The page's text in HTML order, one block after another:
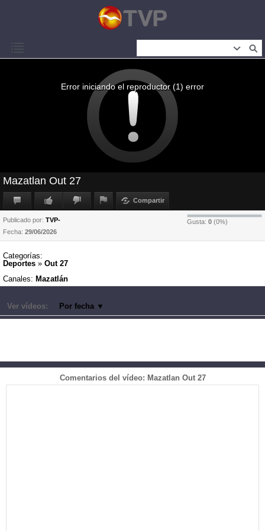
Error iniciando el reproductor (1) error
Mazatlan Out 27
Compartir
Gusta: 0 (0%)
Publicado por: TVP-
Fecha: 29/06/2026
Categorías:
Deportes » Out 27
Canales: Mazatlán
Ver vídeos: Por fecha ▼
Comentarios del vídeo: Mazatlan Out 27